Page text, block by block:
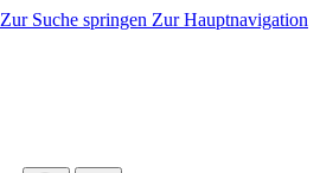
Zur Suche springen Zur Hauptnavigation